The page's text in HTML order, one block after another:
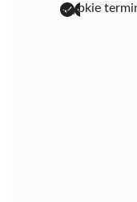
szybkie